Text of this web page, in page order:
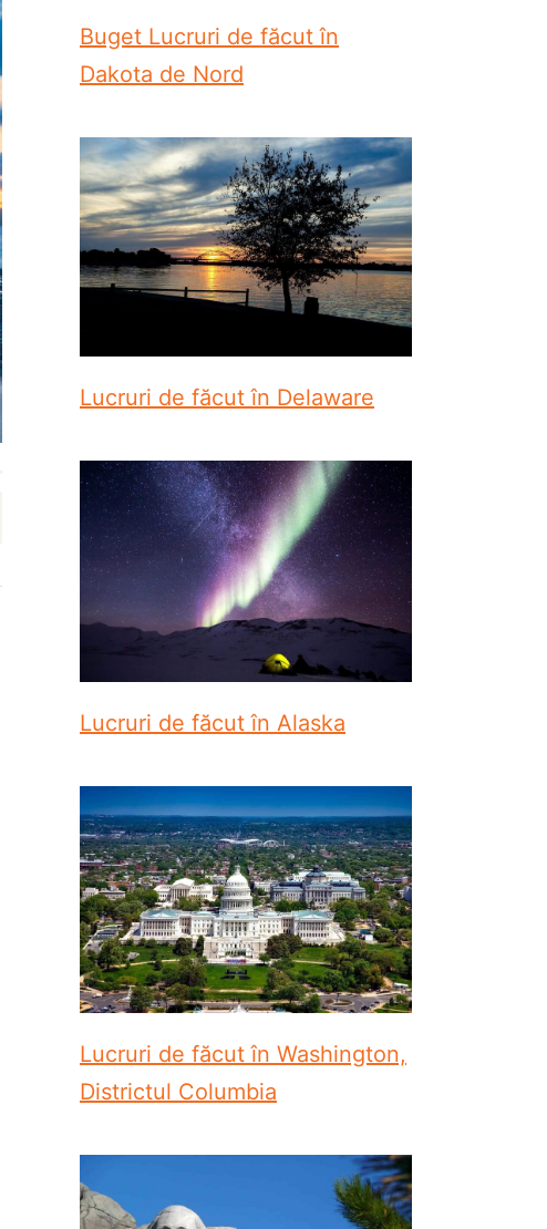
Buget Lucruri de făcut în
Dakota de Nord
Lucruri de făcut în Delaware
Lucruri de făcut în Alaska
Lucruri de făcut în Washington,
Districtul Columbia